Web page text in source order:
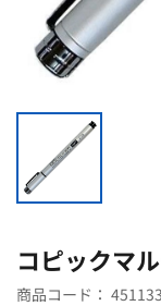
コピックマ
商品コード：